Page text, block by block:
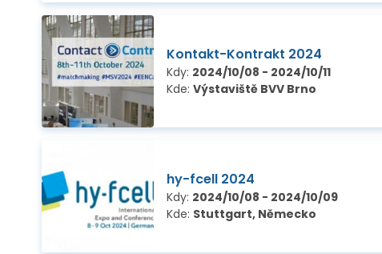
Kontakt-Kontrakt 2024
Kdy: 2024/10/08 - 2024/10/11
Kde: Výstaviště BVV Brno
hy-fcell 2024
Kdy: 2024/10/08 - 2024/10/09
Kde: Stuttgart, Německo